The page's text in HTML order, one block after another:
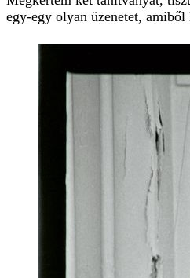
egy-egy olyan üzenetet,